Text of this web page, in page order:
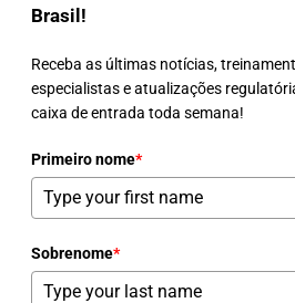
Brasil!
Receba as últimas notícias,
especialistas e atualizações
caixa de entrada toda semana!
Primeiro nome*
Sobrenome*